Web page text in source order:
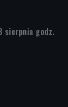
sierpnia godz.